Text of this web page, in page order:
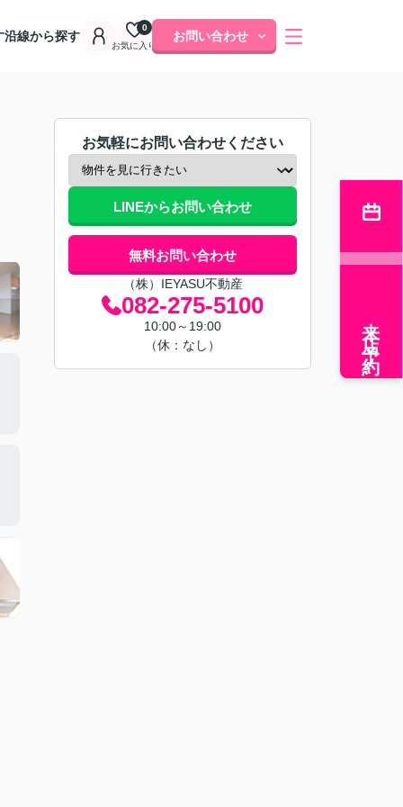
沿線から探す
お気に入り
0
お問い合わせ
お気軽にお問い合わせください
LINEからお問い合わせ
無料お問い合わせ
（株）IEYASU不動産
082-275-5100
10:00～19:00
（休：なし）
来店予約